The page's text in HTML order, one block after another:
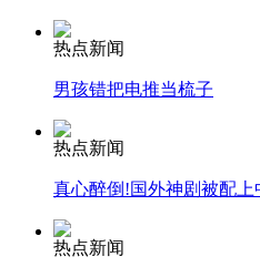
外交部：有关国家言论片
安徽一实载49人客车翻车
热点新闻
男孩错把电推当梳子
热点新闻
真心醉倒!国外神剧被配上
热点新闻